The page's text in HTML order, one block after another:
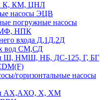
К, КМ, ЦНЛ
насосы ЭЦВ
погружные насосы
НПК
входа Д,1Д,2Д
вод СМ,СД
Ш, НМШ, НБ, ДС-125, Г, БГ
горизонтальные насосы
АХ,АХО, Х, ХМ